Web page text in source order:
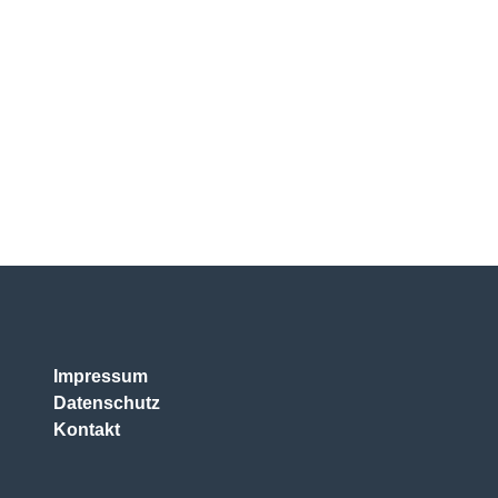
Impressum
Datenschutz
Kontakt